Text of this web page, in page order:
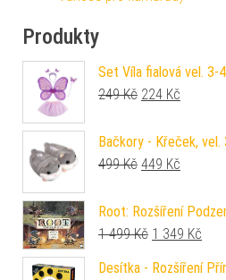
Produkty
Set Víla fialová vel. 3-
249Kč Původní cena
224 Kč
Bačkory - Křeček, vel.
499Kč Původní cena
449 Kč
Root: Rozšíření
1 499Kč Původní
1 349 Kč
Desítka - Rozšíření